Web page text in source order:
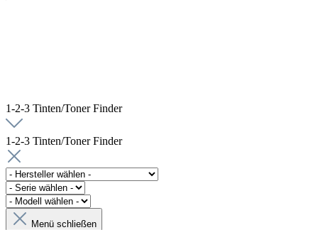
1-2-3 Tinten/Toner Finder
1-2-3 Tinten/Toner Finder
Menü schließen